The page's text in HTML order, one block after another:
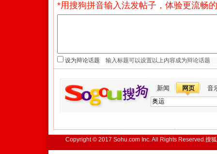
*用搜狗拼音输入法发帖子，体验更流畅
设为辩论话题
新闻 网页 音
Copyright © 2017 Sohu.com Inc. All Rights Reserved.搜